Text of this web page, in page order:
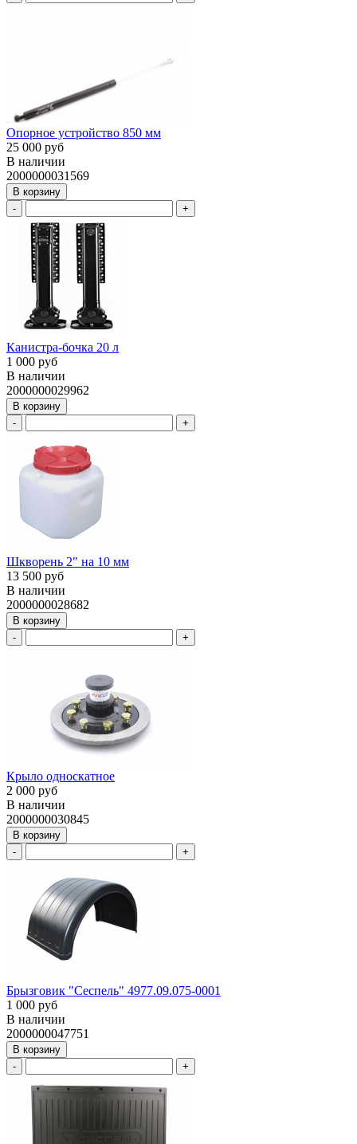
Опорное устройство 850 мм
25 000 руб
В наличии
2000000031569
В корзину
-
+
Канистра-бочка 20 л
1 000 руб
В наличии
2000000029962
В корзину
-
+
Шкворень 2" на 10 мм
13 500 руб
В наличии
2000000028682
В корзину
-
+
Крыло односкатное
2 000 руб
В наличии
2000000030845
В корзину
-
+
Брызговик "Сеспель" 4977.09.075-0001
1 000 руб
В наличии
2000000047751
В корзину
-
+